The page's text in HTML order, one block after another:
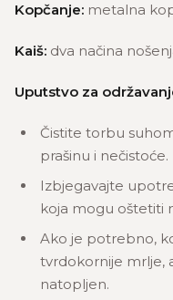
Kopčanje: metalna
Kaiš: dva načina
Uputstvo za
Čistite torbu
prašinu i nečistoće.
Izbjegavajte
koja mogu oštetiti
Ako je potrebno,
tvrdokornije mrlje,
natopljen.